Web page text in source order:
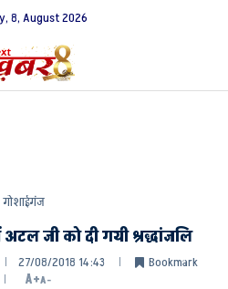
8, August 2026
गोशाईगंज
जी को दी गयी श्रद्धांजलि
27/08/2018 14:43
Bookmark
A+A-